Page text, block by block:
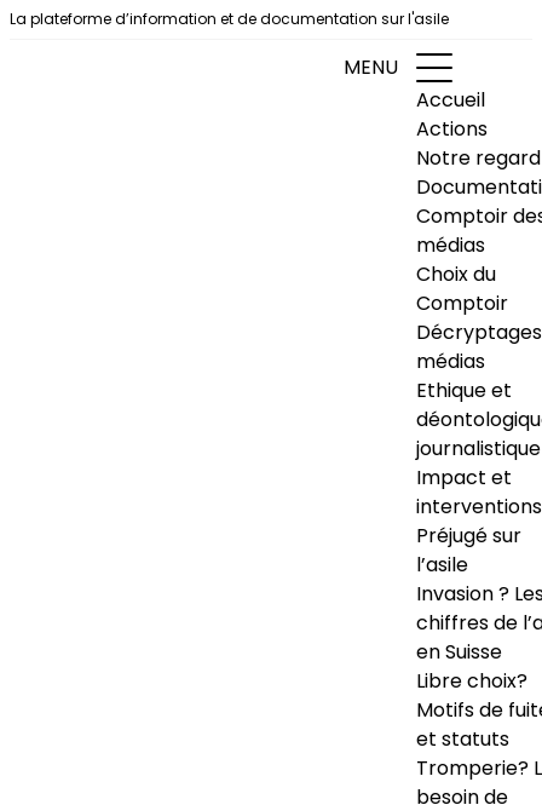
Aller au contenu
La plateforme d’information et de documentation sur l'asile
MENU
Accueil
Actions
Notre regard
Comptoir
médias
Choix du
Comptoir
Décryptages
médias
Ethique et
journalistique
Impact et
interventions
Préjugé sur
l’asile
Invasion ?
chiffres de
en Suisse
Libre choix?
Motifs de
et statuts
Tromperie?
besoin de